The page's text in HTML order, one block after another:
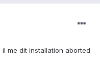
me dit installation aborted